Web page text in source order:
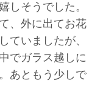
しそうでした。
、外に出てお花
ていましたが、
でガラス越しに
あともう少しで